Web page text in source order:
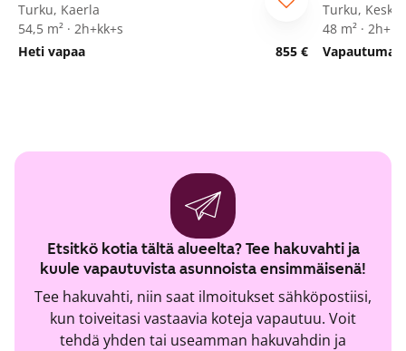
Turku, Kaerla
54,5 m² · 2h+kk+s
Heti vapaa
855 €
Turku,
48 m² ·
Etsitkö kotia tältä alueelta? Tee hakuvahti ja
kuule vapautuvista asunnoista ensimmäisenä!
Tee hakuvahti, niin saat ilmoitukset sähköpostiisi,
kun toiveitasi vastaavia koteja vapautuu. Voit
tehdä yhden tai useamman hakuvahdin ja